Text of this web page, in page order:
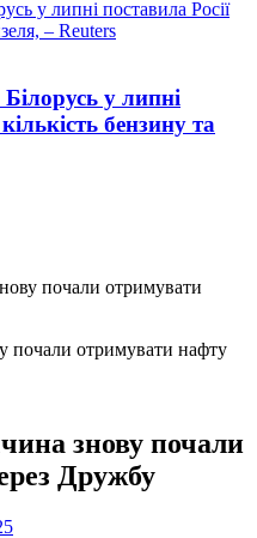
у липні
бензину та
почали отримувати
знову почали
Дружбу